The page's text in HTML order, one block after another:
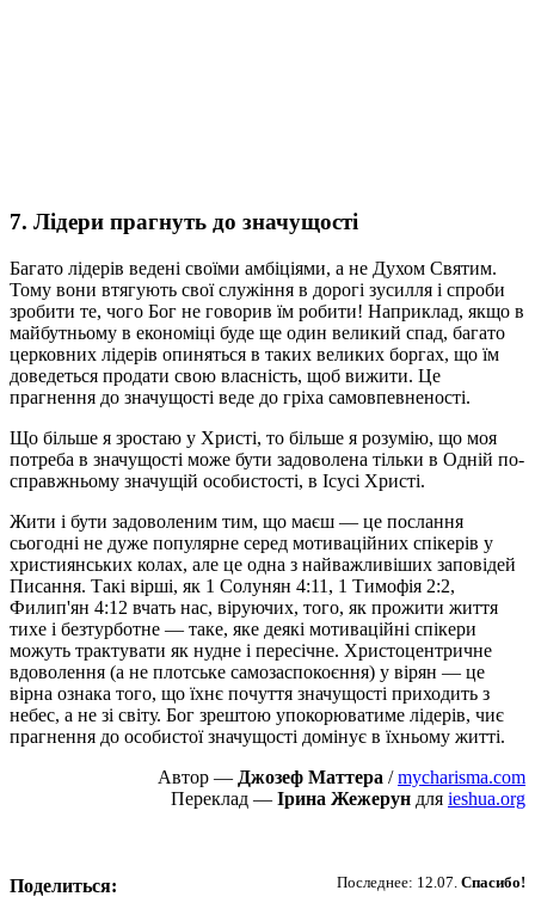
7. Лідери прагнуть до значущості
Багато лідерів ведені своїми амбіціями, а не Духом Святим.
Тому вони втягують свої служіння в дорогі зусилля і спроби
зробити те, чого Бог не говорив їм робити! Наприклад, якщо в
майбутньому в економіці буде ще один великий спад, багато
церковних лідерів опиняться в таких великих боргах, що їм
доведеться продати свою власність, щоб вижити. Це
прагнення до значущості веде до гріха самовпевненості.
Що більше я зростаю у Христі, то більше я розумію, що моя
потреба в значущості може бути задоволена тільки в Одній по-
справжньому значущій особистості, в Ісусі Христі.
Жити і бути задоволеним тим, що маєш — це послання
сьогодні не дуже популярне серед мотиваційних спікерів у
християнських колах, але це одна з найважливіших заповідей
Писання. Такі вірші, як 1 Солунян 4:11, 1 Тимофія 2:2,
Филип'ян 4:12 вчать нас, віруючих, того, як прожити життя
тихе і безтурботне — таке, яке деякі мотиваційні спікери
можуть трактувати як нудне і пересічне. Христоцентричне
вдоволення (а не плотське самозаспокоєння) у вірян — це
вірна ознака того, що їхнє почуття значущості приходить з
небес, а не зі світу. Бог зрештою упокорюватиме лідерів, чиє
прагнення до особистої значущості домінує в їхньому житті.
Автор — Джозеф Маттера /mycharisma.com
Переклад — Ірина Жежерун для ieshua.org
Последнее: 12.07. Спасибо!
Поделиться: